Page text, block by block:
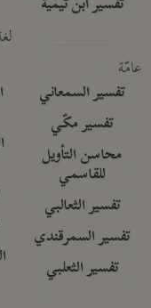
تفسير ابن تيمية
عامّة
تفسير السمعاني
تفسير مكّي
محاسن التأويل
للقاسمي
تفسير الثعالبي
تفسير السمرقندي
تفسير الثعلبي